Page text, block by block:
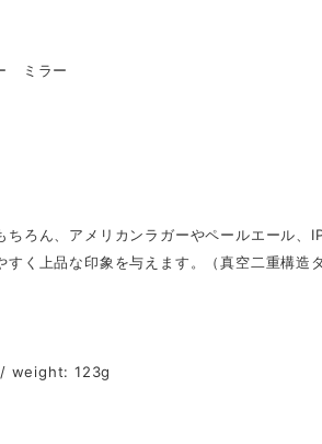
ミラー
ろん、アメリカンラガーやペールエール、
く上品な印象を与えます。（真空二重構造
weight: 123g